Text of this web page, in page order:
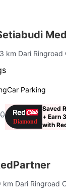
km Dari
Car Parking
Saved
+ Earn
with
km Dari Ringroad